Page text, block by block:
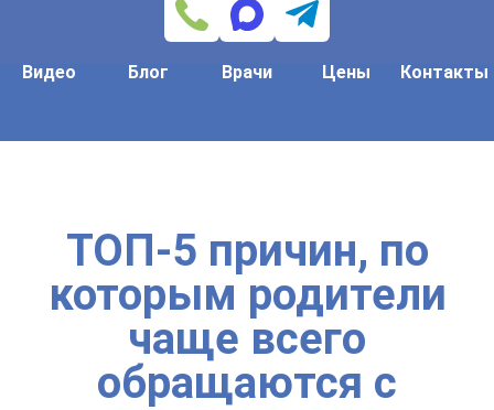
Видео Блог Врачи Цены Контакты
ТОП-5 причин, по
которым родители
чаще всего
обращаются с